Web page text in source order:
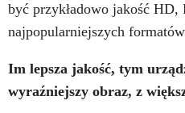
być przykładowo jakość
najpopularniejszych
Im lepsza jakość, tym
wyraźniejszy obraz, z